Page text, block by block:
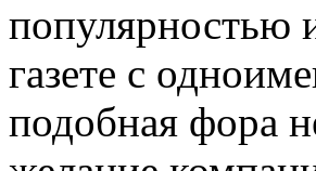
популярностью
газете с
подобная фора